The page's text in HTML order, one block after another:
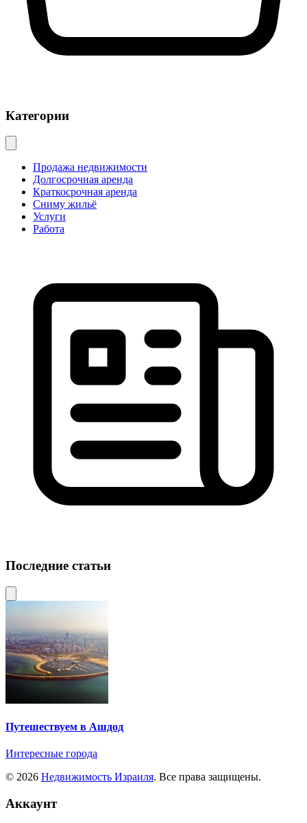
Категории
Продажа недвижимости
Долгосрочная аренда
Краткосрочная аренда
Сниму жильё
Услуги
Работа
Последние статьи
Путешествуем в Ашдод
Интересные города
© 2026 Недвижимость Израиля. Все права защищены.
Аккаунт